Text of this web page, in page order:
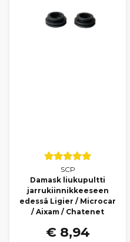
SCP
Damask liukupultti
jarrukiinnikkeeseen
edessä Ligier / Microcar
/ Aixam / Chatenet
€ 8,94